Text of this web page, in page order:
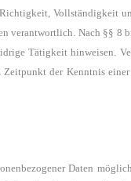
Vollständigkeit
verantwortlich. Nach §§ 8
Tätigkeit hinweisen.
Zeitpunktder Kenntnis
Daten